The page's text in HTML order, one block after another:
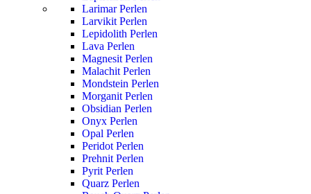
Larimar Perlen
Larvikit Perlen
Lepidolith Perlen
Lava Perlen
Magnesit Perlen
Malachit Perlen
Mondstein Perlen
Morganit Perlen
Obsidian Perlen
Onyx Perlen
Opal Perlen
Peridot Perlen
Prehnit Perlen
Pyrit Perlen
Quarz Perlen